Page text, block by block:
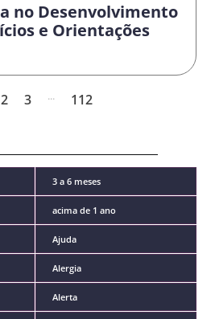
no Desenvolvimento
e Orientações
2 3 ... 112
3 a 6 meses
acima de 1 ano
Ajuda
Alergia
Alerta